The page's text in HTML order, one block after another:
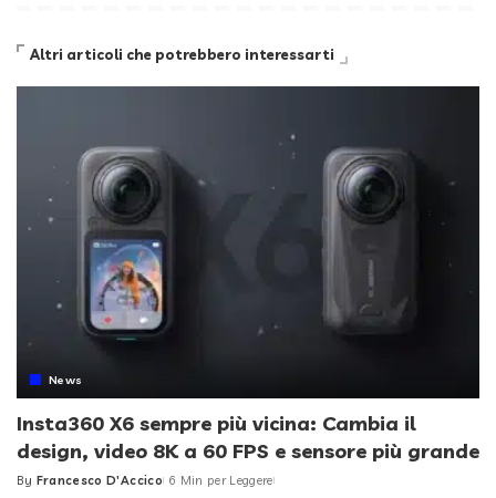
Altri articoli che potrebbero interessarti
News
Insta360 X6 sempre più vicina: Cambia il
design, video 8K a 60 FPS e sensore più grande
Posted
By Francesco D'Accico 6 Min per Leggere